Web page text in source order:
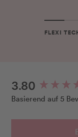
FLEXI
3.80
Basierend auf 5
New content